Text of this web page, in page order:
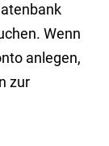
Wenn
anlegen,
zur